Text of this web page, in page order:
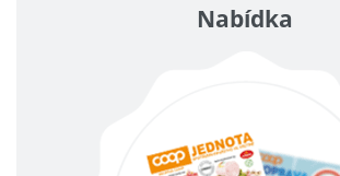
Nabídka